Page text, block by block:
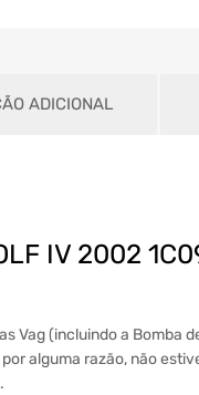
ADICIONAL
IV 2002
Vag (incluindo a Bomba
alguma razão, não